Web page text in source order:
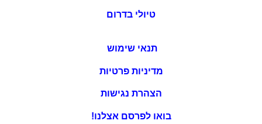
טיולי בדרום
תנאי שימוש
מדיניות פרטיות
הצהרת נגישות
בואו לפרסם אצלנו!